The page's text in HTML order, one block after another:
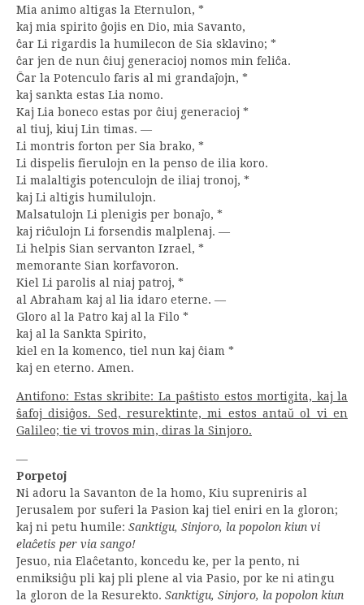
Mia animo altigas la Eternulon, *
kaj mia spirito ĝojis en Dio, mia Savanto,
ĉar Li rigardis la humilecon de Sia sklavino; *
ĉar jen de nun ĉiuj generacioj nomos min feliĉa.
Ĉar la Potenculo faris al mi grandaĵojn, *
kaj sankta estas Lia nomo.
Kaj Lia boneco estas por ĉiuj generacioj *
al tiuj, kiuj Lin timas. —
Li montris forton per Sia brako, *
Li dispelis fierulojn en la penso de ilia koro.
Li malaltigis potenculojn de iliaj tronoj, *
kaj Li altigis humilulojn.
Malsatulojn Li plenigis per bonaĵo, *
kaj riĉulojn Li forsendis malplenaj. —
Li helpis Sian servanton Izrael, *
memorante Sian korfavoron.
Kiel Li parolis al niaj patroj, *
al Abraham kaj al lia idaro eterne. —
Gloro al la Patro kaj al la Filo *
kaj al la Sankta Spirito,
kiel en la komenco, tiel nun kaj ĉiam *
kaj en eterno. Amen.
Antifono: Estas skribite: La paŝtisto estos mortigita, kaj la
ŝafoj disiĝos. Sed, resurektinte, mi estos antaŭ ol vi en
Galileo; tie vi trovos min, diras la Sinjoro.
—
Porpetoj
Ni adoru la Savanton de la homo, Kiu supreniris al
Jerusalem por suferi la Pasion kaj tiel eniri en la gloron;
kaj ni petu humile: Sanktigu, Sinjoro, la popolon kiun vi
elaĉetis per via sango!
Jesuo, nia Elaĉetanto, koncedu ke, per la pento, ni
enmiksiĝu pli kaj pli plene al via Pasio, por ke ni atingu
la gloron de la Resurekto. Sanktigu, Sinjoro, la popolon kiun